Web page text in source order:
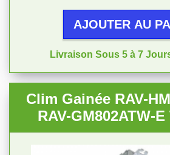
AJOUTER AU
Livraison Sous 5 à 7
Clim Gainée RAV-
RAV-GM802ATW-